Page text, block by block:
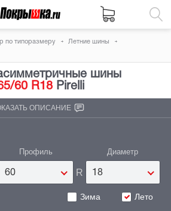
по типоразмеру
Летние шины
шины
60 R18Pirelli
ОПИСАНИЕ
Профиль
60 R
Диаметр
18
Зима Лето